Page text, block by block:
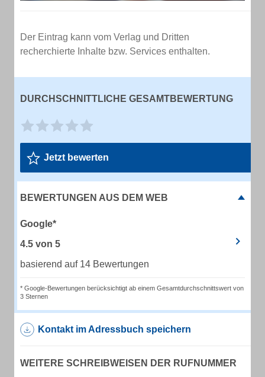
Der Eintrag kann vom Verlag und Dritten
recherchierte Inhalte bzw. Services enthalten.
DURCHSCHNITTLICHE GESAMTBEWERTUNG
Jetzt bewerten
BEWERTUNGEN AUS DEM WEB
Google*
4.5 von 5
basierend auf 14 Bewertungen
* Google-Bewertungen berücksichtigt ab einem Gesamtdurchschnittswert von
3 Sternen
Kontakt im Adressbuch speichern
WEITERE SCHREIBWEISEN DER RUFNUMMER